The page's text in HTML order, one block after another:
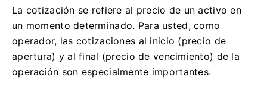
La cotización se refiere al precio de un activo en
un momento determinado. Para usted, como
operador, las cotizaciones al inicio (precio de
apertura) y al final (precio de vencimiento) de la
operación son especialmente importantes.